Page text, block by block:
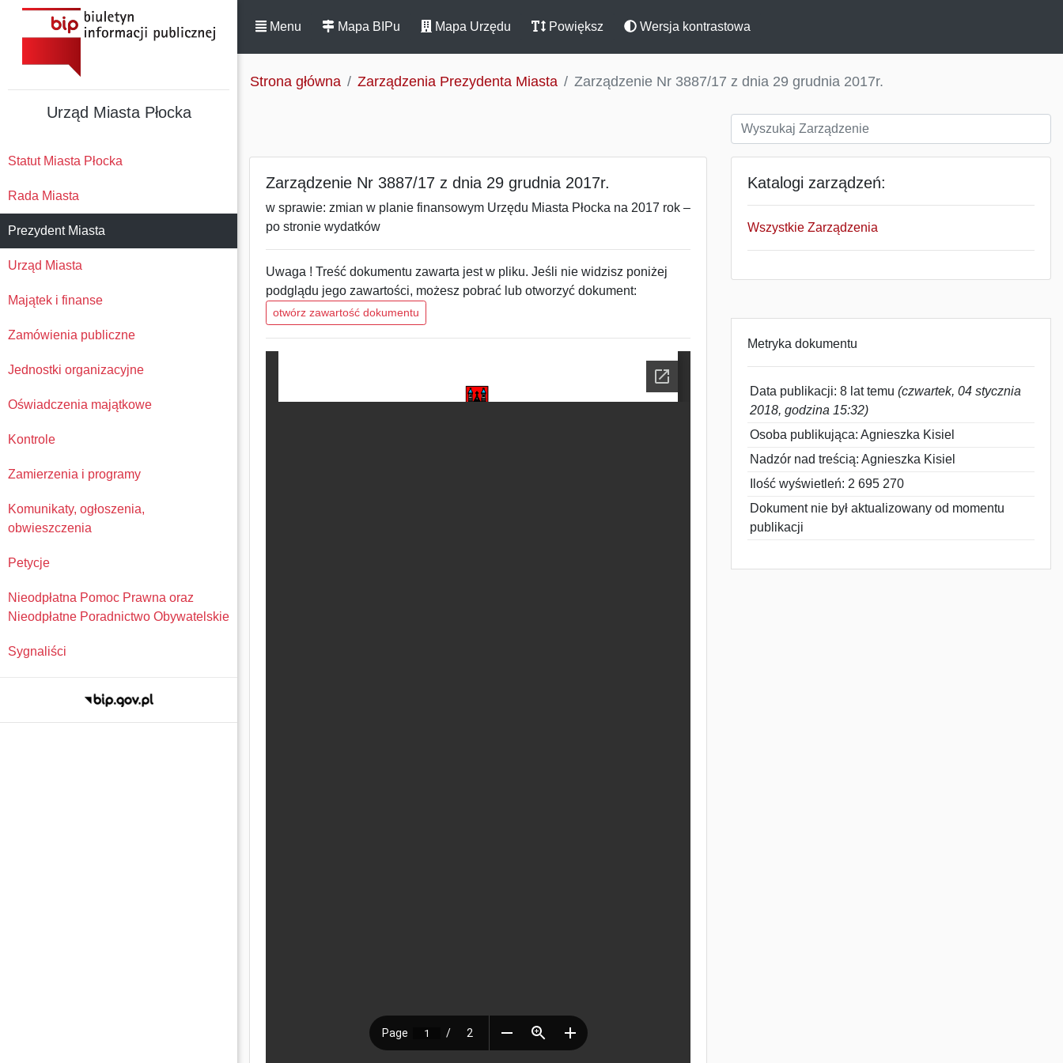
Urząd Miasta Płocka
Statut Miasta Płocka
Rada Miasta
Prezydent Miasta
Urząd Miasta
Majątek i finanse
Zamówienia publiczne
Jednostki organizacyjne
Oświadczenia majątkowe
Kontrole
Zamierzenia i programy
Komunikaty, ogłoszenia,
obwieszczenia
Petycje
Nieodpłatna Pomoc Prawna oraz
Nieodpłatne Poradnictwo Obywatelskie
Sygnaliści
Menu Mapa BIPu Mapa Urzędu Powiększ Wersja kontrastowa
Strona główna Zarządzenia Prezydenta Miasta Zarządzenie Nr 3887/17 z dnia 29 grudnia 2017r.
Zarządzenie Nr 3887/17 z dnia 29 grudnia 2017r.
w sprawie: zmian w planie finansowym Urzędu Miasta Płocka na 2017 rok –
po stronie wydatków
Uwaga ! Treść dokumentu zawarta jest w pliku. Jeśli nie widzisz poniżej
podglądu jego zawartości, możesz pobrać lub otworzyć dokument:
otwórz zawartość dokumentu
Katalogi zarządzeń:
Wszystkie Zarządzenia
Metryka dokumentu
Data publikacji: 8 lat temu (czwartek, 04 stycznia
2018, godzina 15:32)
Osoba publikująca: Agnieszka Kisiel
Nadzór nad treścią: Agnieszka Kisiel
Ilość wyświetleń: 2 695 270
Dokument nie był aktualizowany od momentu
publikacji